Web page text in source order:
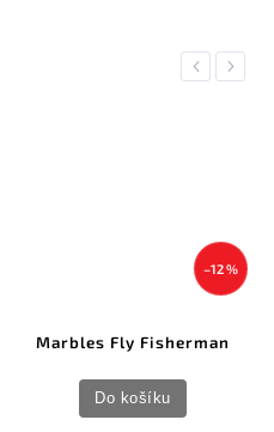
Previous
–12 %
Marbles Fly Fisherman
Do košíku
Next